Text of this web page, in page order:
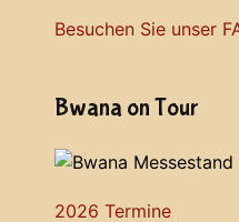
Besuchen Sie unser
Bwana on Tour
2026 Termine